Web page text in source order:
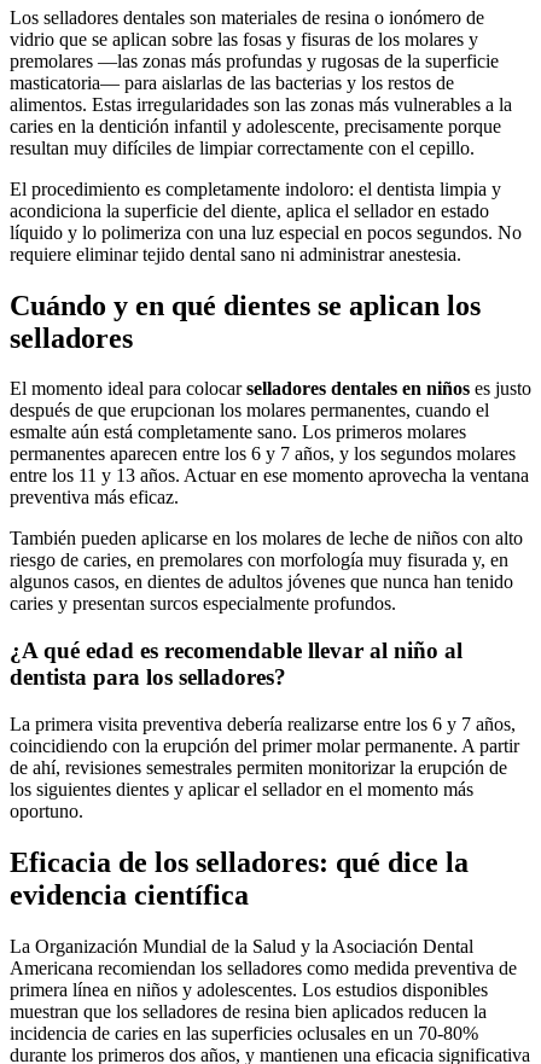
Los selladores dentales son materiales de resina o ionómero de
vidrio que se aplican sobre las fosas y fisuras de los molares y
premolares —las zonas más profundas y rugosas de la superficie
masticatoria— para aislarlas de las bacterias y los restos de
alimentos. Estas irregularidades son las zonas más vulnerables a la
caries en la dentición infantil y adolescente, precisamente porque
resultan muy difíciles de limpiar correctamente con el cepillo.
El procedimiento es completamente indoloro: el dentista limpia y
acondiciona la superficie del diente, aplica el sellador en estado
líquido y lo polimeriza con una luz especial en pocos segundos. No
requiere eliminar tejido dental sano ni administrar anestesia.
Cuándo y en qué dientes se aplican los
selladores
El momento ideal para colocarselladores dentales en niños es justo
después de que erupcionan los molares permanentes, cuando el
esmalte aún está completamente sano. Los primeros molares
permanentes aparecen entre los 6 y 7 años, y los segundos molares
entre los 11 y 13 años. Actuar en ese momento aprovecha la ventana
preventiva más eficaz.
También pueden aplicarse en los molares de leche de niños con alto
riesgo de caries, en premolares con morfología muy fisurada y, en
algunos casos, en dientes de adultos jóvenes que nunca han tenido
caries y presentan surcos especialmente profundos.
¿A qué edad es recomendable llevar al niño al
dentista para los selladores?
La primera visita preventiva debería realizarse entre los 6 y 7 años,
coincidiendo con la erupción del primer molar permanente. A partir
de ahí, revisiones semestrales permiten monitorizar la erupción de
los siguientes dientes y aplicar el sellador en el momento más
oportuno.
Eficacia de los selladores: qué dice la
evidencia científica
La Organización Mundial de la Salud y la Asociación Dental
Americana recomiendan los selladores como medida preventiva de
primera línea en niños y adolescentes. Los estudios disponibles
muestran que los selladores de resina bien aplicados reducen la
incidencia de caries en las superficies oclusales en un 70-80%
durante los primeros dos años, y mantienen una eficacia significativa